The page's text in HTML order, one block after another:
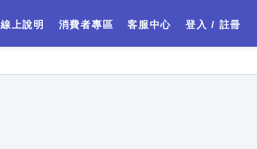
線上說明 消費者專區 客服中心 登入 / 註冊